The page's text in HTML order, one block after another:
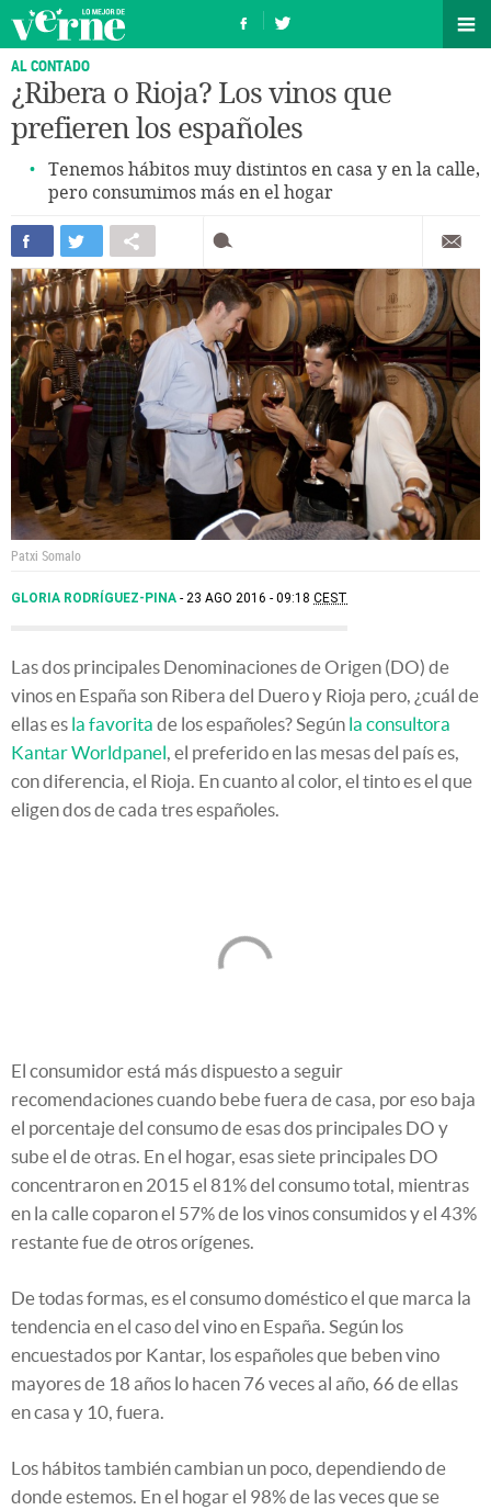
AL CONTADO
¿Ribera o Rioja? Los vinos que
prefieren los españoles
Tenemos hábitos muy distintos en casa y en la calle,
pero consumimos más en el hogar
Patxi Somalo
GLORIA RODRÍGUEZ-PINA 23 AGO 2016 - 09:18 CEST
Las dos principales Denominaciones de Origen (DO) de
vinos en España son Ribera del Duero y Rioja pero, ¿cuál de
ellas es la favorita de los españoles? Según la consultora
Kantar Worldpanel , el preferido en las mesas del país es,
con diferencia, el Rioja. En cuanto al color, el tinto es el que
eligen dos de cada tres españoles.
El consumidor está más dispuesto a seguir
recomendaciones cuando bebe fuera de casa, por eso baja
el porcentaje del consumo de esas dos principales DO y
sube el de otras. En el hogar, esas siete principales DO
concentraron en 2015 el 81% del consumo total, mientras
en la calle coparon el 57% de los vinos consumidos y el 43%
restante fue de otros orígenes.
De todas formas, es el consumo doméstico el que marca la
tendencia en el caso del vino en España. Según los
encuestados por Kantar, los españoles que beben vino
mayores de 18 años lo hacen 76 veces al año, 66 de ellas
en casa y 10, fuera.
Los hábitos también cambian un poco, dependiendo de
donde estemos. En el hogar el 98% de las veces que se